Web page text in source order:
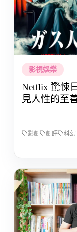
影視娛樂
Netflix 驚悚
見人性的至
影劇 劇評 科幻